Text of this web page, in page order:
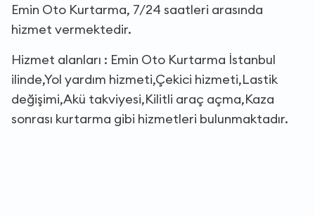
Emin Oto Kurtarma, 7/24 saatleri arasında
hizmet vermektedir.
Hizmet alanları : Emin Oto Kurtarma İstanbul
ilinde,Yol yardım hizmeti,Çekici hizmeti,Lastik
değişimi,Akü takviyesi,Kilitli araç açma,Kaza
sonrası kurtarma gibi hizmetleri bulunmaktadır.